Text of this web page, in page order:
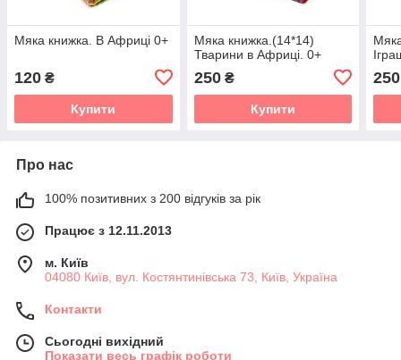
Мяка книжка. В Африці 0+
120 ₴
Купити
Мяка книжка.(14*14)
Тварини в Африці. 0+
250₴
Купити
250
Про нас
100% позитивних з 200 відгуків за рік
Працює з 12.11.2013
м. Київ
04080 Київ, вул. Костянтинівська 73, Київ, Україна
Контакти
Сьогодні вихідний
Показати весь графік роботи